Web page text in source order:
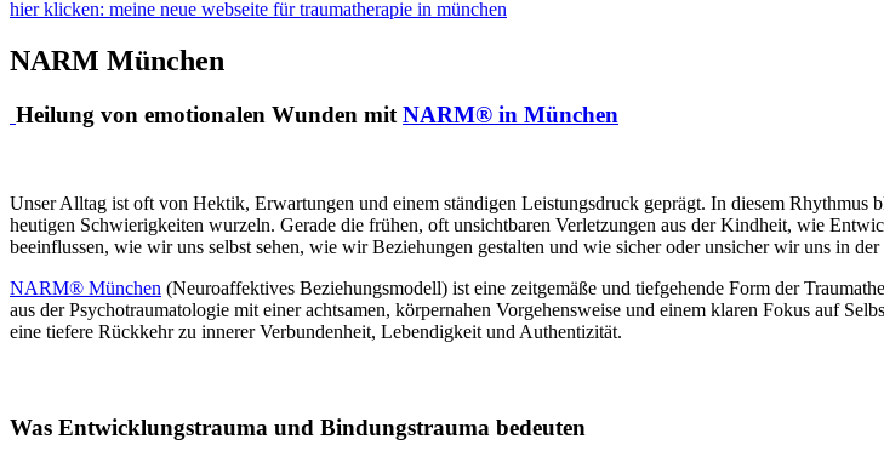
hier klicken: meine neue webseite für traumatherapie in münchen
NARM München
Heilung von emotionalen Wunden mit NARM® in München
Unser Alltag ist oft von Hektik, Erwartungen und einem ständigen Leistungsdruck geprägt. In diesem Rhythmus
heutigen Schwierigkeiten wurzeln. Gerade die frühen, oft unsichtbaren Verletzungen aus der Kindheit, wie
beeinflussen, wie wir uns selbst sehen, wie wir Beziehungen gestalten und wie sicher oder unsicher wir uns in
NARM® München (Neuroaffektives Beziehungsmodell) ist eine zeitgemäße und tiefgehende Form der
aus der Psychotraumatologie mit einer achtsamen, körpernahen Vorgehensweise und einem klaren Fokus auf
eine tiefere Rückkehr zu innerer Verbundenheit, Lebendigkeit und Authentizität.
Was Entwicklungstrauma und Bindungstrauma bedeuten